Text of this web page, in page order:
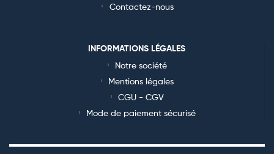
Contactez-nous
INFORMATIONS LÉGALES
Notre société
Mentions légales
CGU - CGV
Mode de paiement sécurisé